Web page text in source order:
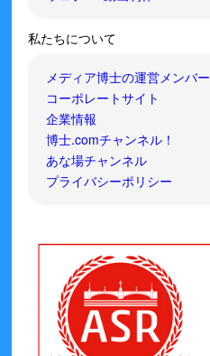
私たちについて
メディア博士の運営メンバー
コーポレートサイト
企業情報
博士.comチャンネル！
あな場チャンネル
プライバシーポリシー